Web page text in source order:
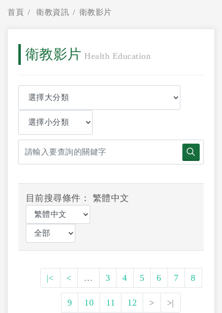
首頁 衛教資訊 衛教影片
衛教影片 Health Education
目前搜尋條件： 繁體中文
|< < … 3 4 5 6 7 8
9 10 11 12 > >|